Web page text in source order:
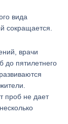
вида
сокращается.
врачи
до пятилетнего
проб не дает